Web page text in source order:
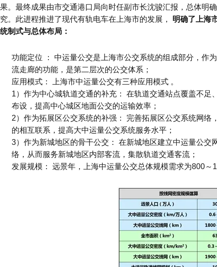
果。最终成果由市交通港口局向时任副市长沈骏汇报，总体明
究。此进程推进了现代有轨电车在上海市的发展，
明确了上海
统制式与总体布局：
功能定位 ： 中运量公交是上海市公交系统的组成部分，作
流走廊的功能，是第二层次的公交体系；
应用模式： 上海市中运量公交有三种应用模式 。
1）作为中心城轨道交通的补充： 在轨道交通站点覆盖不足
布设，提高中心城区地面公交的运输效率；
2）作为拓展区公交系统的补强： 完善拓展区公交系统网络
的相互联系，提高大中运量公交系统服务水平；
3）作为新城地区的骨干公交： 在新城地区建立中运量公交
络，从而服务新城地区内部客流，集散轨道交通客流；
发展规模： 远景年，上海中运量公交总体规模需求为800～